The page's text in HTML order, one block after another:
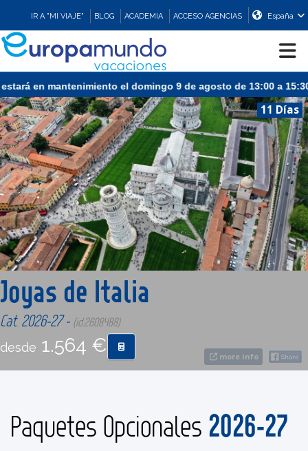
IR A "MI VIAJE" BLOG ACADEMIA ACCESO AGENCIAS España
CRUCEROS
EUROPA
ASIA
ORIENTE
PROMOCIONES
COMPRAR
en mantenimiento el domingo 9 de agosto de 13:00 a 15:30
11 Días
more info
Joyas de Italia
Cat. 2026-27 - (id:2608488)
desde 1.564 €
Paquetes Opcionales 2026-27